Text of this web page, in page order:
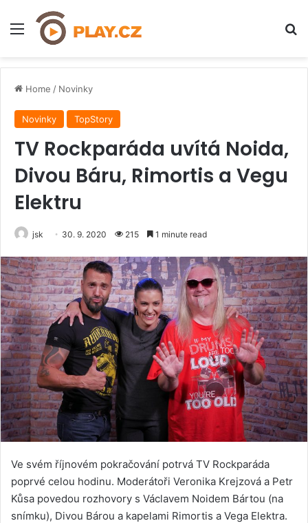
Menu
Home / Novinky
Novinky TopStory
TV Rockparáda uvítá Noida,
Divou Báru, Rimortis a Vegu
Elektru
jsk 30. 9. 2020 215 1 minute read
Ve svém říjnovém pokračování potrvá TV Rockparáda
poprvé celou hodinu. Moderátoři Veronika Krejzová a Petr
Kůsa povedou rozhovory s Václavem Noidem Bártou (na
snímku), Divou Bárou a kapelami Rimortis a Vega Elektra.